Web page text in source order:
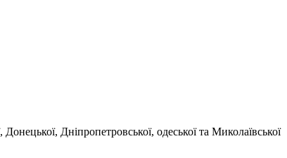
Дніпропетровської, одеської та Миколаївської